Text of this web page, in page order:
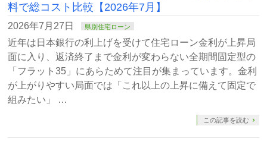
料で総コスト比較【2026年7月】
2026年7月27日 県別住宅ローン
近年は日本銀行の利上げを受けて住宅ローン金利が上昇局
面に入り、返済終了まで金利が変わらない全期間固定型の
「フラット35」にあらためて注目が集まっています。金利
が上がりやすい局面では「これ以上の上昇に備えて固定で
組みたい」 …
この記事を読む